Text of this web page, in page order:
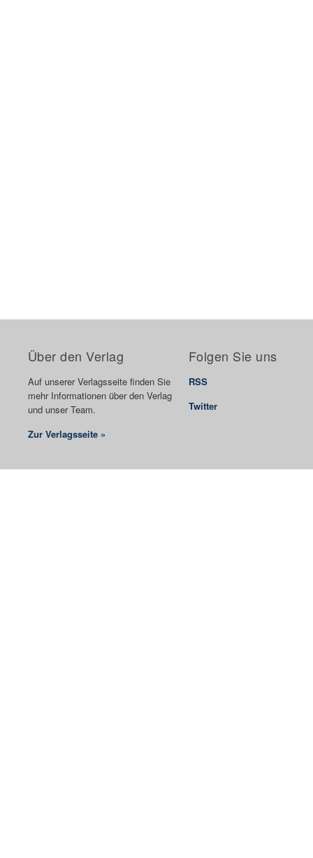
Über den Verlag
Auf unserer Verlagsseite finden Sie
mehr Informationen über den Verlag
und unser Team.
Zur Verlagsseite »
Folgen Sie uns
RSS
Twitter